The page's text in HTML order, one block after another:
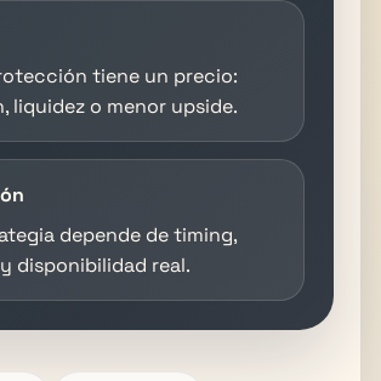
tiene un precio:
liquidez o menor upside.
depende de timing,
disponibilidad real.